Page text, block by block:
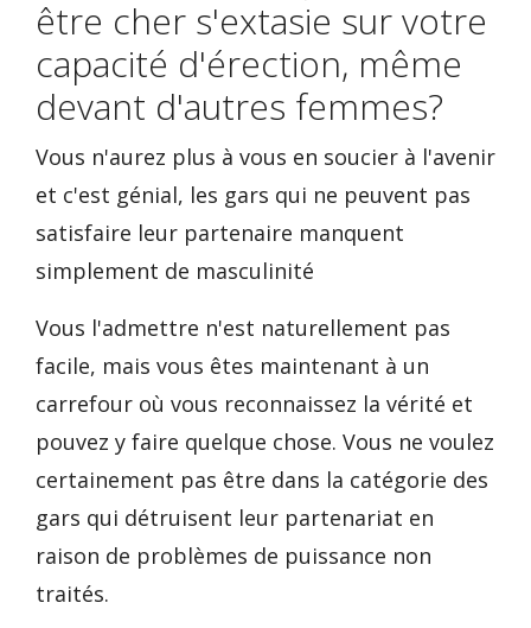
être cher s'extasie sur votre
capacité d'érection, même
devant d'autres femmes?
Vous n'aurez plus à vous en soucier à l'avenir
et c'est génial, les gars qui ne peuvent pas
satisfaire leur partenaire manquent
simplement de masculinité
Vous l'admettre n'est naturellement pas
facile, mais vous êtes maintenant à un
carrefour où vous reconnaissez la vérité et
pouvez y faire quelque chose. Vous ne voulez
certainement pas être dans la catégorie des
gars qui détruisent leur partenariat en
raison de problèmes de puissance non
traités.